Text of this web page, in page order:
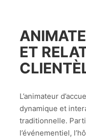
ET
L’animateur
dynamique et
traditionnelle.
l’événementiel,